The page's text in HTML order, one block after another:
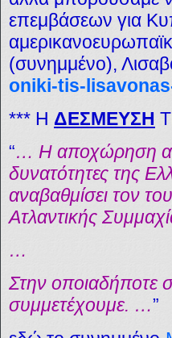
επεμβάσεων για
(συνημμένο),
oniki-tis-
*** Η ΔΕΣΜΕΥΣΗ
“… Η αποχώρηση
δυνατότητες της
αναβαθμίσει τον
Ατλαντικής
…
Στην οποιαδήποτε
συμμετέχουμε. …”